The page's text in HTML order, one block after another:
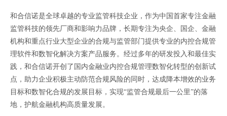
和合信诺是全球卓越的专业监管科技企业，作为中国首家专注金融
监管科技的领先厂商和影响力品牌，长期专注为央企、国企、金融
机构和重点行业大型企业的合规与监管部门提供专业的内控合规管
理软件和数智化解决方案产品服务。经过多年的研发投入和最佳实
践，和合信诺开创了国内金融业内控合规管理数智化转型的创新试
点，助力企业积极主动防范合规风险的同时，达成降本增效的业务
目标和数智化合规的发展目标，实现“监管合规最后一公里”的落
地，护航金融机构高质量发展。